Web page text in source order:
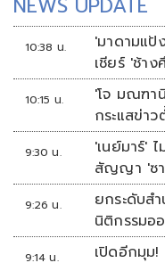
NEWS UPDATE
10:38 น.
'มาดามแป้
เชียร์ 'ช้า
10:15 น.
'โจ มณฑา
กระแสข่า
ฟ้าเลย
9:30 น.
'เนย์มาร์'
สัญญา 'ซา
9:26 น.
ยกระดับส
นิติกรรมอ
9:14 น.
เปิดอีกมุม!